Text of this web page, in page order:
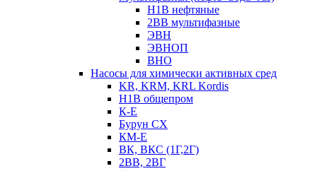
Н1В нефтяные
2ВВ мультифазные
ЭВН
ЭВНОП
ВНО
Насосы для химически активных сред
KR, KRM, KRL Kordis
Н1В общепром
К-Е
Бурун СХ
КМ-Е
ВК, ВКС (1Г,2Г)
2ВВ, 2ВГ